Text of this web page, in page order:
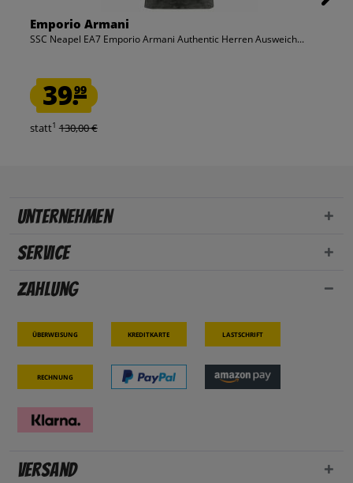
Emporio Armani
SSC Neapel EA7 Emporio Armani Authentic Herren Ausweich...
39.99
statt1 130,00 €
Unternehmen
Service
Zahlung
Überweisung Kreditkarte Lastschrift
Rechnung
Versand